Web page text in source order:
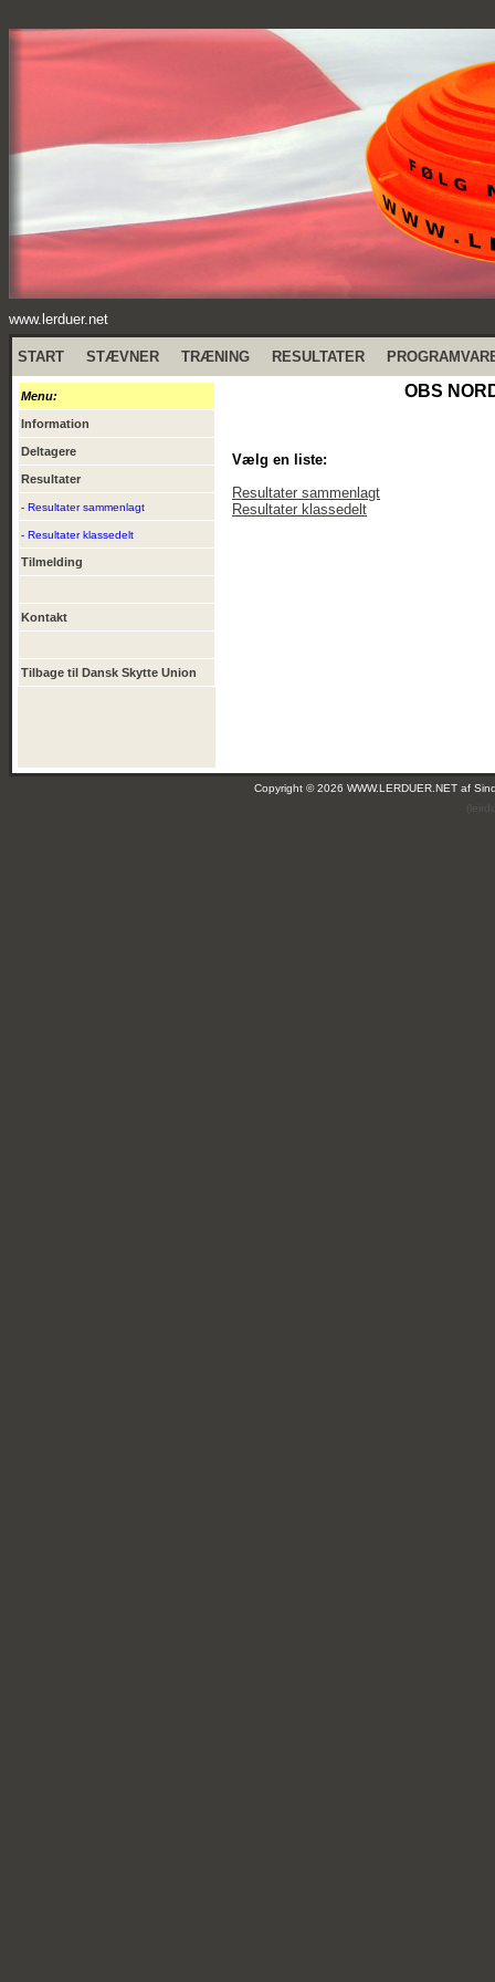
www.lerduer.net
START STÆVNER TRÆNING RESULTATER
Menu:
Information
Deltagere
Resultater
- Resultater sammenlagt
- Resultater klassedelt
Tilmelding
Kontakt
Tilbage til Dansk Skytte Union
OBS
Vælg en liste:
Resultater sammenlagt
Resultater klassedelt
Copyright © 2026 WWW.LERDUER.NET af